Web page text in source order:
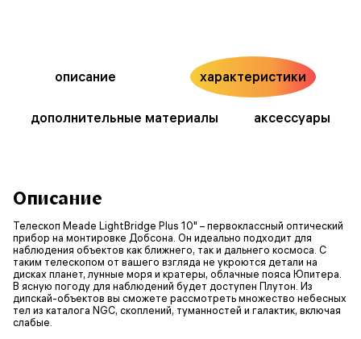
описание характеристики
дополнительные материалы аксессуары
Описание
Телескоп Meade LightBridge Plus 10" – первоклассный оптический
прибор на монтировке Добсона. Он идеально подходит для
наблюдения объектов как ближнего, так и дальнего космоса. С
таким телескопом от вашего взгляда не укроются детали на
дисках планет, лунные моря и кратеры, облачные пояса Юпитера.
В ясную погоду для наблюдений будет доступен Плутон. Из
дипскай-объектов вы сможете рассмотреть множество небесных
тел из каталога NGC, скоплений, туманностей и галактик, включая
слабые.